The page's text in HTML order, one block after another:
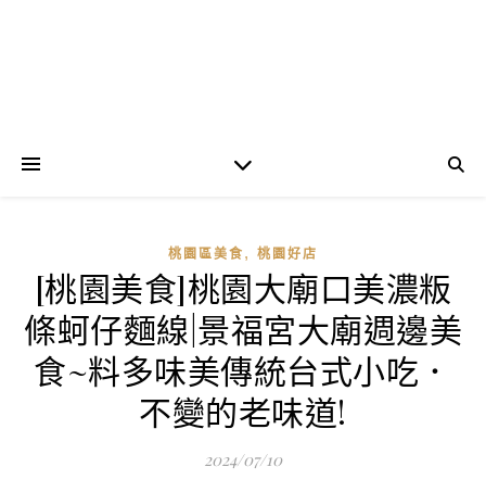
桃園區美食 , 桃園好店
[桃園美食]桃園大廟口美濃粄
條蚵仔麵線|景福宮大廟週邊美
食~料多味美傳統台式小吃．
不變的老味道!
2024/07/10